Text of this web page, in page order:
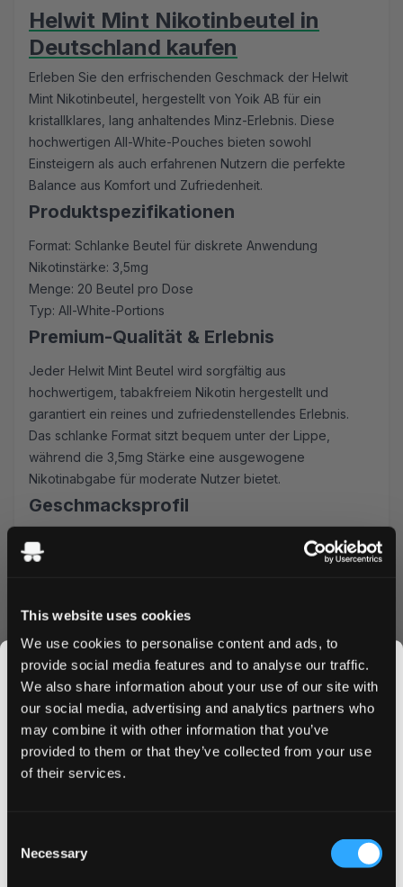
This website uses cookies
We use cookies to personalise content and ads, to
provide social media features and to analyse our traffic.
We also share information about your use of our site with
our social media, advertising and analytics partners who
may combine it with other information that you’ve
provided to them or that they’ve collected from your use
of their services.
Selection
Necessary
Helwit Mint Nikotinbeutel in
Deutschland kaufen
Erleben Sie den erfrischenden Geschmack der Helwit
Mint Nikotinbeutel, hergestellt von Yoik AB für ein
kristallklares, lang anhaltendes Minz-Erlebnis. Diese
hochwertigen All-White-Pouches bieten sowohl
Einsteigern als auch erfahrenen Nutzern die perfekte
Balance aus Komfort und Zufriedenheit.
Produktspezifikationen
Format: Schlanke Beutel für diskrete Anwendung
Nikotinstärke: 3,5mg
Menge: 20 Beutel pro Dose
Typ: All-White-Portions
Premium-Qualität & Erlebnis
Jeder Helwit Mint Beutel wird sorgfältig aus
hochwertigem, tabakfreiem Nikotin hergestellt und
garantiert ein reines und zufriedenstellendes Erlebnis.
Das schlanke Format sitzt bequem unter der Lippe,
während die 3,5mg Stärke eine ausgewogene
Nikotinabgabe für moderate Nutzer bietet.
Geschmacksprofil
Helwit Mint bietet eine belebende Kombination aus
Spearmint und Pfefferminze, die für ein kühlendes Gefühl
für ein erfrischendes Erlebnis ohne zu überfordern.
Bestellvorteile
Schneller Versand innerhalb Deutschlands
Mengenrabatte verfügbar
Einfacher Bestellvorgang
Sichere Zahlungsoptionen
Bestellen Sie Helwit Mint noch heute und profitieren Sie
Nikotinbeuteln zu sparen. Erleben Sie selbst, warum sich
JOIN THE
SNUSDADDY CLUB
Get first access to fresh drops, hot deals, flavor
tips and and the latest Snusdaddy news.